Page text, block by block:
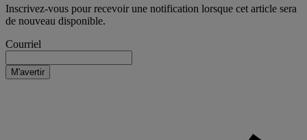
Inscrivez-vous pour recevoir une notification lorsque cet article sera
de nouveau disponible.
Courriel
M'avertir